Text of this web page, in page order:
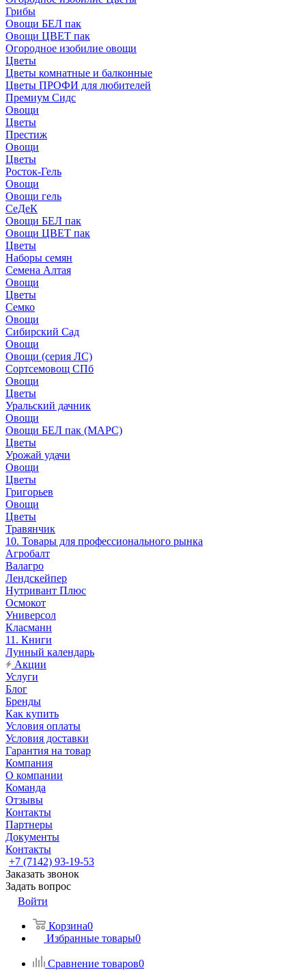
Грибы
Овощи БЕЛ пак
Овощи ЦВЕТ пак
Огородное изобилие овощи
Цветы
Цветы комнатные и балконные
Цветы ПРОФИ для любителей
Премиум Сидс
Овощи
Цветы
Престиж
Овощи
Цветы
Росток-Гель
Овощи
Овощи гель
СеДеК
Овощи БЕЛ пак
Овощи ЦВЕТ пак
Цветы
Наборы семян
Семена Алтая
Овощи
Цветы
Семко
Овощи
Сибирский Сад
Овощи
Овощи (серия ЛС)
Сортсемовощ СПб
Овощи
Цветы
Уральский дачник
Овощи
Овощи БЕЛ пак (МАРС)
Цветы
Урожай удачи
Овощи
Цветы
Григорьев
Овощи
Цветы
Травянчик
10. Товары для профессионального рынка
Агробалт
Валагро
Лендскейпер
Нутривант Плюс
Осмокот
Универсол
Класманн
11. Книги
Лунный календарь
Акции
Услуги
Блог
Бренды
Как купить
Условия оплаты
Условия доставки
Гарантия на товар
Компания
О компании
Команда
Отзывы
Контакты
Партнеры
Документы
Контакты
+7 (7142) 93-19-53
Заказать звонок
Задать вопрос
Войти
Корзина0
Избранные товары0
Сравнение товаров0